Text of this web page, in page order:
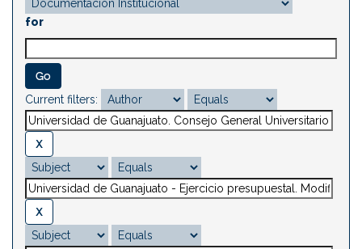
for
Current filters: